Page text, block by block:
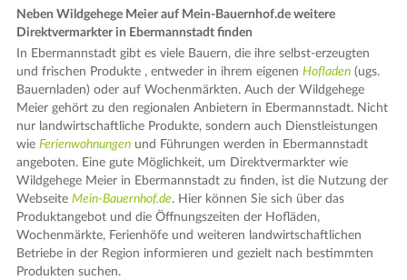
Neben Wildgehege Meier auf Mein-Bauernhof.de weitere
Direktvermarkter in Ebermannstadt finden
In Ebermannstadt gibt es viele Bauern, die ihre selbst-erzeugten
und frischen Produkte , entweder in ihrem eigenenHofladen (ugs.
Bauernladen) oder auf Wochenmärkten. Auch der Wildgehege
Meier gehört zu den regionalen Anbietern in Ebermannstadt. Nicht
nur landwirtschaftliche Produkte, sondern auch Dienstleistungen
wieFerienwohnungen und Führungen werden in Ebermannstadt
angeboten. Eine gute Möglichkeit, um Direktvermarkter wie
Wildgehege Meier in Ebermannstadt zu finden, ist die Nutzung der
WebseiteMein-Bauernhof.de. Hier können Sie sich über das
Produktangebot und die Öffnungszeiten der Hofläden,
Wochenmärkte, Ferienhöfe und weiteren landwirtschaftlichen
Betriebe in der Region informieren und gezielt nach bestimmten
Produkten suchen.